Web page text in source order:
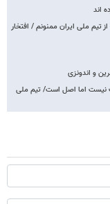
اند
تیم ملی ایران ممنونم / افتخار
و اندونزی
نیست اما اصل است/ تیم ملی